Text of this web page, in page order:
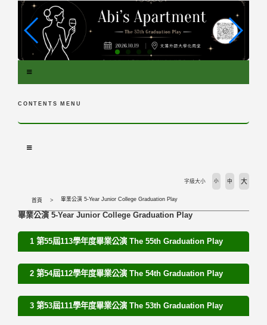
CONTENTS MENU
首頁 畢業公演 5-Year Junior College Graduation Play
字級大小 小 中 大
畢業公演 5-Year Junior College Graduation Play
1 第55屆113學年度畢業公演 The 55th Graduation Play
2 第54屆112學年度畢業公演 The 54th Graduation Play
3 第53屆111學年度畢業公演 The 53th Graduation Play